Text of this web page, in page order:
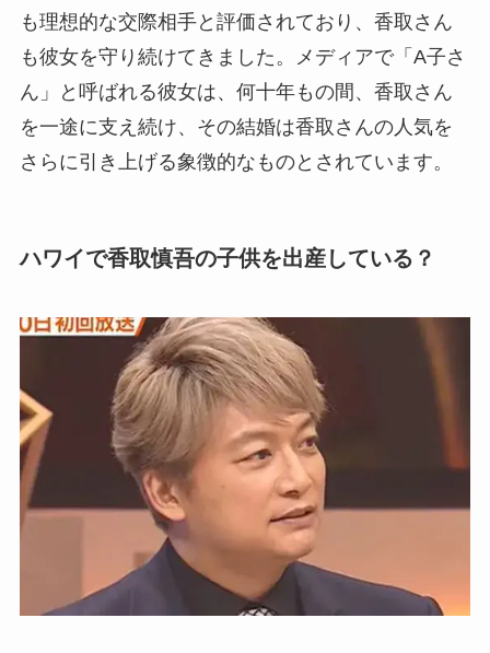
も理想的な交際相手と評価されており、香取さん
も彼女を守り続けてきました。メディアで「A子さ
ん」と呼ばれる彼女は、何十年もの間、香取さん
を一途に支え続け、その結婚は香取さんの人気を
さらに引き上げる象徴的なものとされています。
ハワイで香取慎吾の子供を出産している？